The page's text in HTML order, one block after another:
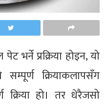
भर्ने प्रक्रिया होइन, यो
सम्पूर्ण क्रियाकलापसँग
क्रिया हो। तर धेरैजसो